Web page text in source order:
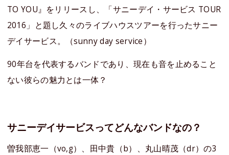
TO YOU』をリリースし、「サニーデイ・サービス TOUR
2016」と題し久々のライブハウスツアーを行ったサニー
デイサービス。（sunny day service）
90年台を代表するバンドであり、現在も音を止めること
ない彼らの魅力とは一体？
サニーデイサービスってどんなバンドなの？
曽我部恵一（vo,g）、田中貴（b）、丸山晴茂（dr）の3